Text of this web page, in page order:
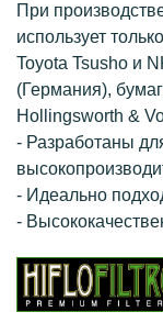
При
использует
Toyota Tsusho и
(Германия),
Hollingsworth &
- Разработаны
- Идеально
-